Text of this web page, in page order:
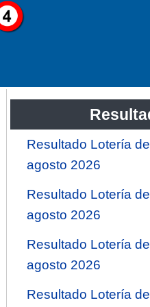
Resultado Lotería
agosto 2026
Resultado Lotería
agosto 2026
Resultado Lotería
agosto 2026
Resultado Lotería